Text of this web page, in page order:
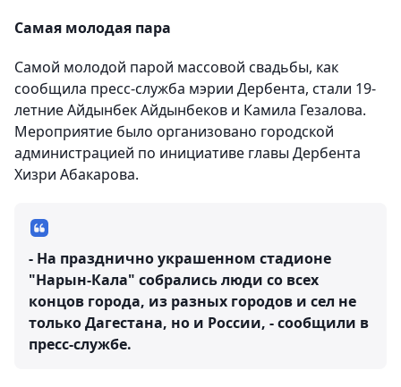
Самая молодая пара
Самой молодой парой массовой свадьбы, как
сообщила пресс-служба мэрии Дербента, стали 19-
летние Айдынбек Айдынбеков и Камила Гезалова.
Мероприятие было организовано городской
администрацией по инициативе главы Дербента
Хизри Абакарова.
- На празднично украшенном стадионе
"Нарын-Кала" собрались люди со всех
концов города, из разных городов и сел не
только Дагестана, но и России, - сообщили в
пресс-службе.